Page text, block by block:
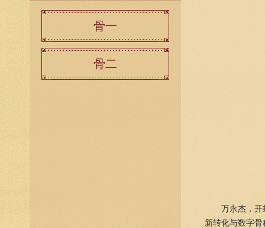
万永杰，开封
新转化与数字
骨一
骨二